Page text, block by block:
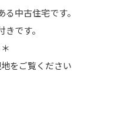
中古住宅です。
です。
をご覧ください